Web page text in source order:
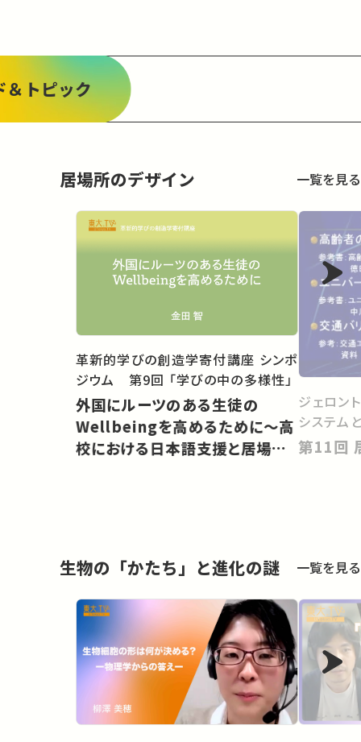
＆トピック
居場所のデザイン 一覧を見る
革新的学びの創造学寄付講座 シンポ
ジウム 第9回 「学びの中の多様性」
外国にルーツのある生徒の
Wellbeingを高めるために〜高
校における日本語支援と居場所
ジェロン
システム
生物の「かたち」と進化の謎 一覧を見る